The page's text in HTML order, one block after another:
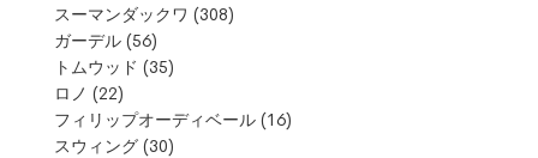
スーマンダックワ (308)
ガーデル (56)
トムウッド (35)
ロノ (22)
フィリップオーディベール (16)
スウィング (30)